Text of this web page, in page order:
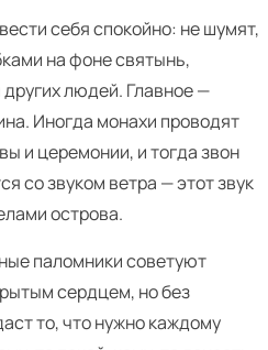
себя спокойно: не шумят,
на фоне святынь,
людей. Главное —
Иногда монахи проводят
и церемонии, и тогда звон
со звуком ветра — этот звук
острова.
паломники советуют
сердцем, но без
то, что нужно каждому